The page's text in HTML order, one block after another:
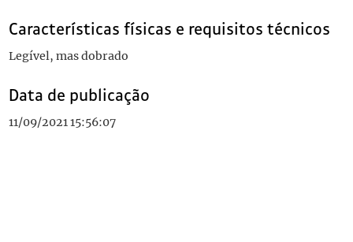
Características físicas e requisitos técnicos
Legível, mas dobrado
Data de publicação
11/09/2021 15:56:07